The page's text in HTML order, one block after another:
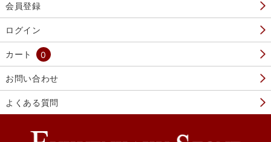
会員登録
ログイン
カート 0
お問い合わせ
よくある質問